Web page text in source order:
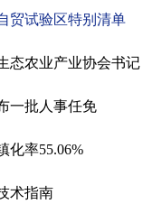
贸试验区特别清单
农业产业协会书记
一批人事任免
化率55.06%
术指南